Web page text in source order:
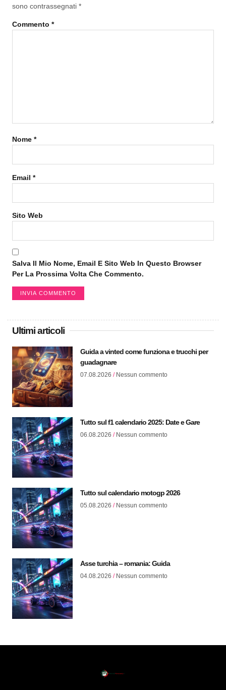
sono contrassegnati *
Commento *
Nome *
Email *
Sito Web
Salva Il Mio Nome, Email E Sito Web In Questo Browser
Per La Prossima Volta Che Commento.
Ultimi articoli
Guida a vinted come funziona e trucchi per
guadagnare
07.08.2026 Nessun commento
Tutto sul f1 calendario 2025: Date e Gare
06.08.2026 Nessun commento
Tutto sul calendario motogp 2026
05.08.2026 Nessun commento
Asse turchia – romania: Guida
04.08.2026 Nessun commento